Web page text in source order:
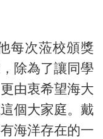
每次蒞校頒獎
除為了讓同學
由衷希望海大
個大家庭。戴
海洋存在的一